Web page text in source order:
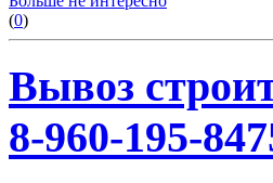
(0)
Вывоз
8-960-195-